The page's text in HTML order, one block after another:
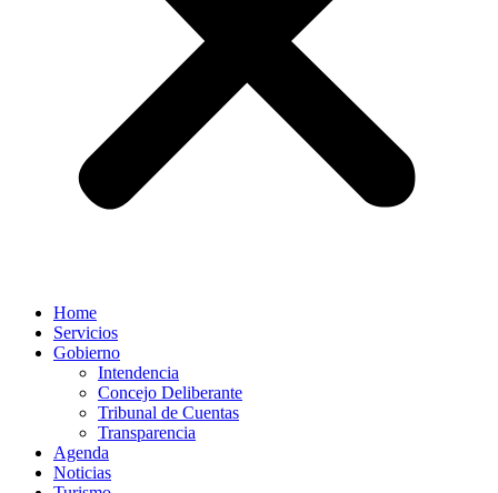
Home
Servicios
Gobierno
Intendencia
Concejo Deliberante
Tribunal de Cuentas
Transparencia
Agenda
Noticias